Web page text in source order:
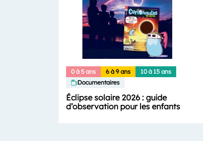
0 à 5 ans 6 à 9 ans
10 à 15 ans
Documentaires
Éclipse solaire 2026 : guide
d’observation pour les enfants